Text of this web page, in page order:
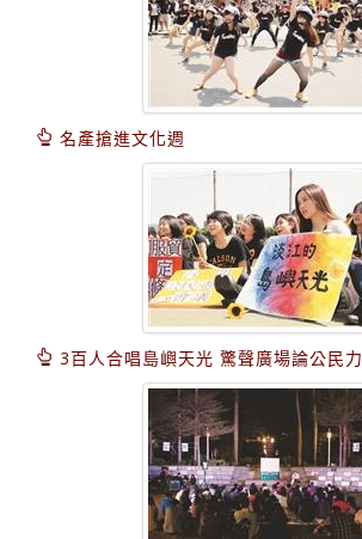
名產搶進文化週
3百人合唱島嶼天光 驚聲廣場論公民力